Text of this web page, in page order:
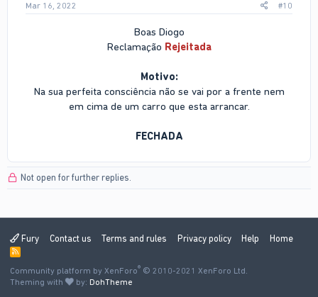
Mar 16, 2022 #10
Boas Diogo
Reclamação Rejeitada
Motivo:
Na sua perfeita consciência não se vai por a frente nem
em cima de um carro que esta arrancar.
FECHADA
Not open for further replies.
Fury Contact us Terms and rules Privacy policy Help Home
R
S
Community platform by XenForo® © 2010-2021 XenForo Ltd.
Theming with
by: DohTheme